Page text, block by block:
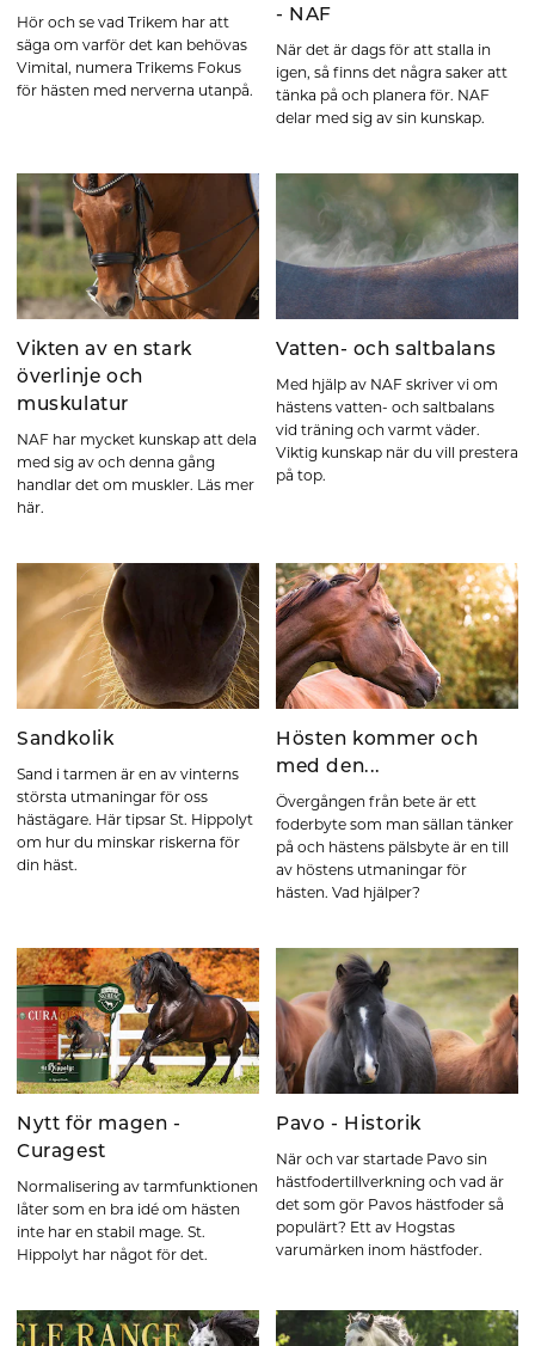
Hör och se vad Trikem har att
säga om varför det kan behövas
Vimital, numera Trikems Fokus
för hästen med nerverna utanpå.
- NAF
När det är dags för att stalla in
igen, så finns det några saker att
tänka på och planera för. NAF
delar med sig av sin kunskap.
Vikten av en stark
överlinje och
muskulatur
NAF har mycket kunskap att dela
med sig av och denna gång
handlar det om muskler. Läs mer
här.
Vatten- och saltbalans
Med hjälp av NAF skriver vi om
hästens vatten- och saltbalans
vid träning och varmt väder.
Viktig kunskap när du vill prestera
på top.
Sandkolik
Sand i tarmen är en av vinterns
största utmaningar för oss
hästägare. Här tipsar St. Hippolyt
om hur du minskar riskerna för
din häst.
Hösten kommer och
med den...
Övergången från bete är ett
foderbyte som man sällan tänker
på och hästens pälsbyte är en till
av höstens utmaningar för
hästen. Vad hjälper?
Nytt för magen -
Curagest
Normalisering av tarmfunktionen
låter som en bra idé om hästen
inte har en stabil mage. St.
Hippolyt har något för det.
Pavo - Historik
När och var startade Pavo sin
hästfodertillverkning och vad är
det som gör Pavos hästfoder så
populärt? Ett av Hogstas
varumärken inom hästfoder.